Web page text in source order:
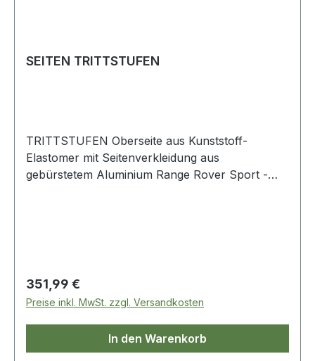
SEITEN TRITTSTUFEN
TRITTSTUFEN Oberseite aus Kunststoff-
Elastomer mit Seitenverkleidung aus
gebürstetem Aluminium Range Rover Sport -
Regulärer Preis:
351,99 €
Preise inkl. MwSt. zzgl. Versandkosten
In den Warenkorb